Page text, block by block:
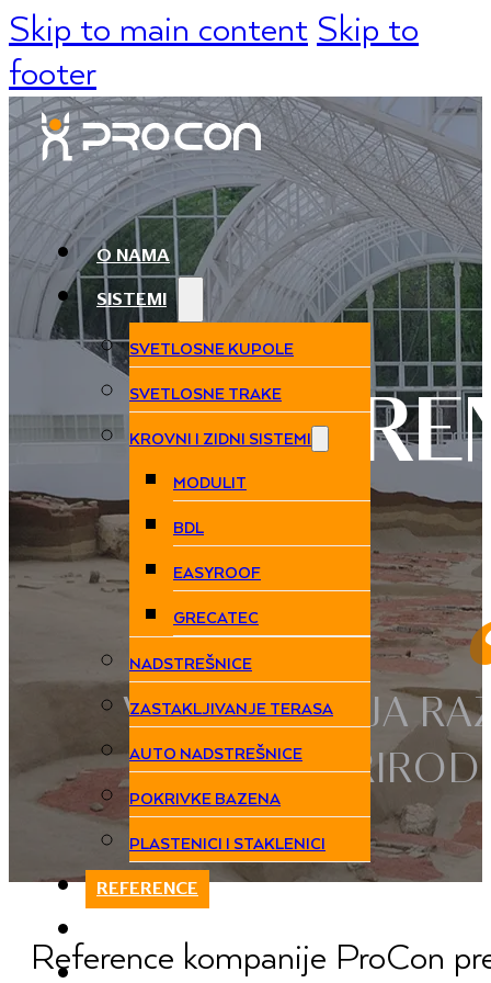
Skip to main content Skip to
footer
O NAMA
SISTEMI
SVETLOSNE KUPOLE
SVETLOSNE TRAKE
KROVNI I ZIDNI SISTEMI
MODULIT
BDL
EASYROOF
GRECATEC
NADSTREŠNICE
ZASTAKLJIVANJE TERASA
AUTO NADSTREŠNICE
POKRIVKE BAZENA
PLASTENICI I STAKLENICI
REFERENCE
VIŠE DECENIJA
SISTEMA
Reference kompanije ProCon